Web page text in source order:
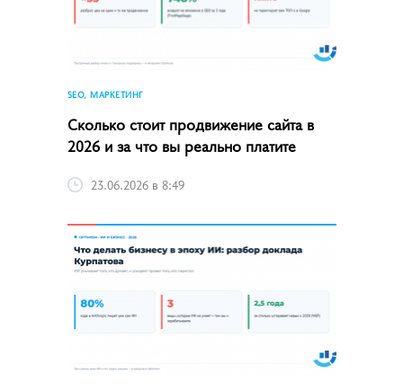
SEO, МАРКЕТИНГ
Сколько стоит продвижение сайта в
2026 и за что вы реально платите
23.06.2026 в 8:49